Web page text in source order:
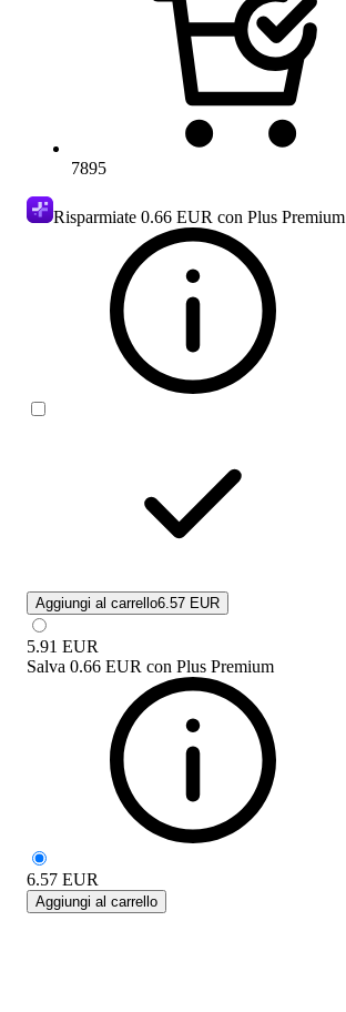
7895
Risparmiate 0.66 EUR con Plus Premium
Aggiungi al carrello6.57 EUR
5.91 EUR
Salva 0.66 EUR con Plus Premium
6.57 EUR
Aggiungi al carrello